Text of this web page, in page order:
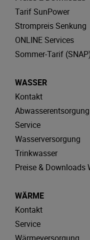
Tarif SunPower
Strompreis Senkung
ONLINE Services
Sommer-Tarif
WASSER
Kontakt
Abwasserentsorgung
Service
Wasserversorgung
Trinkwasser
Preise & Downloads
WÄRME
Kontakt
Service